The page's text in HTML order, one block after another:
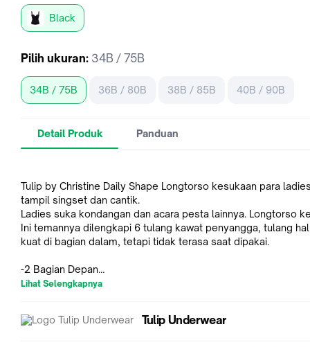
Black
Pilih ukuran: 34B / 75B
34B / 75B 36B / 80B 38B / 85B 40B / 90B
Detail Produk Panduan
Tulip by Christine Daily Shape Longtorso kesukaan para
tampil singset dan cantik.
Ladies suka kondangan dan acara pesta lainnya. Longtorso
Ini temannya dilengkapi 6 tulang kawat penyangga, tulang
kuat di bagian dalam, tetapi tidak terasa saat dipakai.
-2 Bagian Depan
-2 Bagian Samping
-Model 1/2 Cup
Lihat Selengkapnya
Tulip Underwear